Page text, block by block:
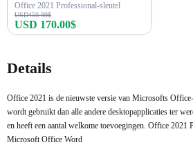
Office 2021 Professional-sleutel
USD450.99$
USD 170.00$
Details
Office 2021 is de nieuwste versie van Microsofts
wordt gebruikt dan alle andere desktopapplicaties ter
en heeft een aantal welkome toevoegingen. Office 2021
Microsoft Office Word